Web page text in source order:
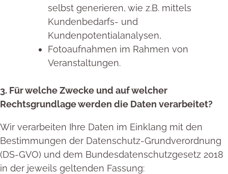
selbst generieren, wie z.B. mittels
Kundenbedarfs- und
Kundenpotentialanalysen,
Fotoaufnahmen im Rahmen von
Veranstaltungen.
3. Für welche Zwecke und auf welcher
Rechtsgrundlage werden die Daten verarbeitet?
Wir verarbeiten Ihre Daten im Einklang mit den
Bestimmungen der Datenschutz-Grundverordnung
(DS-GVO) und dem Bundesdatenschutzgesetz 2018
in der jeweils geltenden Fassung: